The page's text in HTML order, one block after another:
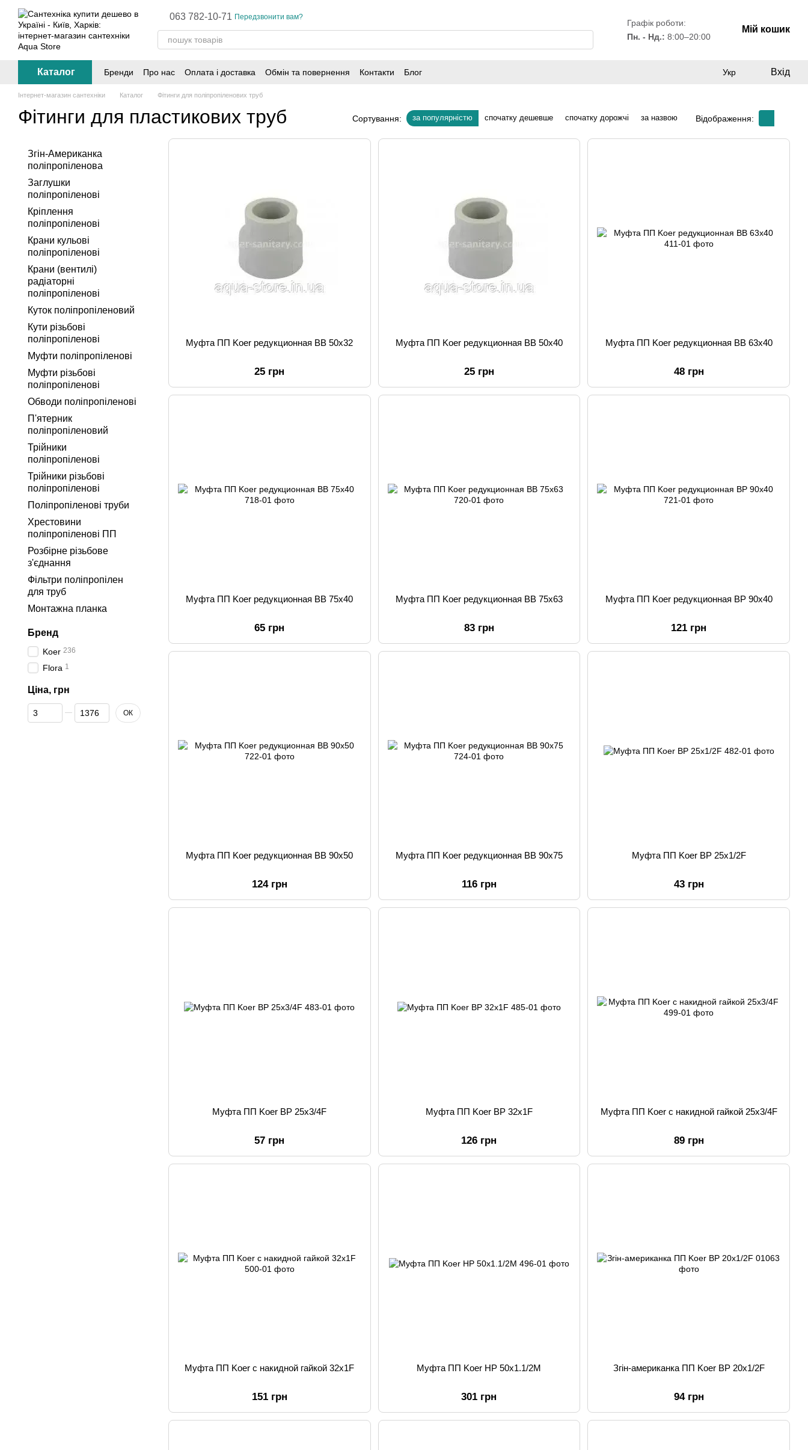
Перейти до основного контенту
063 782-10-71 Передзвонити вам?
Графік роботи:
Пн. - Нд.: 8:00–20:00
Мій кошик
Каталог Бренди Про нас Оплата і доставка Обмін та повернення Контакти Блог Укр Вхід
Інтернет-магазин сантехніки Каталог Фітинги для поліпропіленових труб
Фітинги для пластикових труб Сортування: за популярністю спочатку дешевше спочатку дорожчі за назвою Відображення:
Муфта ПП Koer редукционная ВВ 50x32
25 грн
Муфта ПП Koer редукционная ВВ 50x40
25 грн
Муфта ПП Koer редукционная ВВ 63x40
48 грн
Муфта ПП Koer редукционная ВВ 75x40
65 грн
Муфта ПП Koer редукционная ВВ 75x63
83 грн
Муфта ПП Koer редукционная ВР 90x40
121 грн
Муфта ПП Koer редукционная ВВ 90x50
124 грн
Муфта ПП Koer редукционная ВВ 90x75
116 грн
Муфта ПП Koer ВР 25x1/2F
43 грн
Муфта ПП Koer ВР 25x3/4F
57 грн
Муфта ПП Koer ВР 32x1F
126 грн
Муфта ПП Koer с накидной гайкой 25x3/4F
89 грн
Муфта ПП Koer с накидной гайкой 32x1F
151 грн
Муфта ПП Koer НР 50x1.1/2M
301 грн
Згін-американка ПП Koer ВР 20x1/2F
94 грн
Згін-Американка
поліпропіленова
Заглушки
поліпропіленові
Кріплення
поліпропіленові
Крани кульові
поліпропіленові
Крани (вентилі)
радіаторні
поліпропіленові
Куток поліпропіленовий
Кути різьбові
поліпропіленові
Муфти поліпропіленові
Муфти різьбові
поліпропіленові
Обводи поліпропіленові
П'ятерник
поліпропіленовий
Трійники
поліпропіленові
Трійники різьбові
поліпропіленові
Поліпропіленові труби
Хрестовини
поліпропіленові ПП
Розбірне різьбове
з'єднання
Фільтри поліпропілен
для труб
Монтажна планка
Бренд
Koer 236
Flora 1
Ціна, грн
Від Ціна, грн
До Ціна, грн ОК